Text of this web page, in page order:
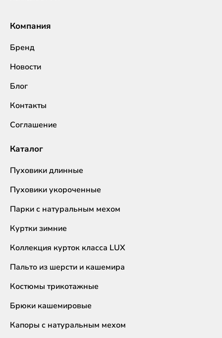
Компания
Бренд
Новости
Блог
Контакты
Соглашение
Каталог
Пуховики длинные
Пуховики укороченные
Парки с натуральным мехом
Куртки зимние
Коллекция курток класса LUX
Пальто из шерсти и кашемира
Костюмы трикотажные
Брюки кашемировые
Капоры с натуральным мехом